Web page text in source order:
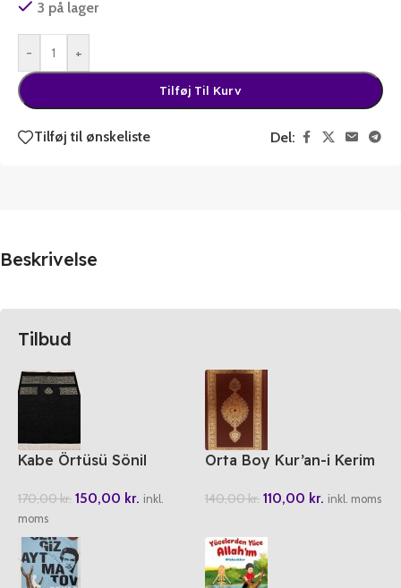
3 på lager
- +
Tilføj Til Kurv
Tilføj til ønskeliste Del:
Beskrivelse
Tilbud
Kabe Örtüsü Sönil
170,00kr. 150,00 kr. inkl.
moms
Orta Boy Kur’an-i Kerim
140,00kr. 110,00 kr. inkl. moms